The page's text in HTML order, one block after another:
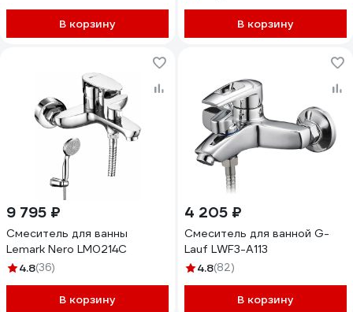
В корзину В корзину
9 795 ₽
Смеситель для ванны
Lemark Nero LM0214C
4.8(36)
В корзину
4 205 ₽
Смеситель для ванной G-
Lauf LWF3-A113
4.8(82)
В корзину